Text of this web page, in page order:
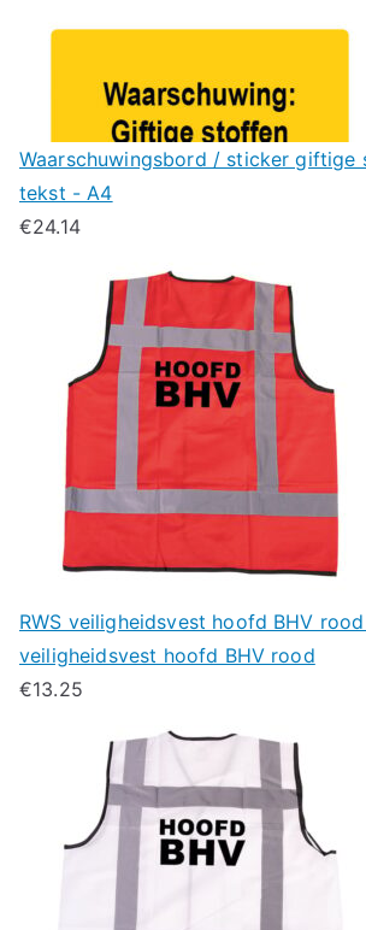
Waarschuwingsbord / sticker giftige
tekst - A4
€24.14
RWS veiligheidsvest hoofd BHV
veiligheidsvest hoofd BHV rood
€13.25